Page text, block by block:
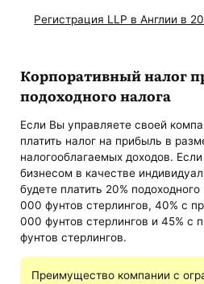
Регистрация LLP в Англии в
Корпоративный налог
подоходного налога
Если Вы управляете своей
платить налог на прибыль в
налогооблагаемых доходов.
бизнесом в качестве
будете платить 20%
000 фунтов стерлингов, 40% с
000 фунтов стерлингов и 45% с
фунтов стерлингов.
Преимущество компании с